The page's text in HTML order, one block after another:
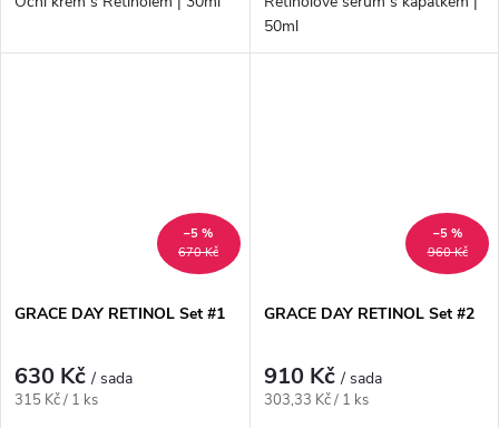
50ml
670 Kč
–5 %
GRACE DAY RETINOL Set #1
630 Kč/ sada
Měrná
315 Kč / 1 ks
960 Kč
–5 %
GRACE DAY RETINOL Set #2
910 Kč/ sada
Měrná
303,33 Kč / 1 ks